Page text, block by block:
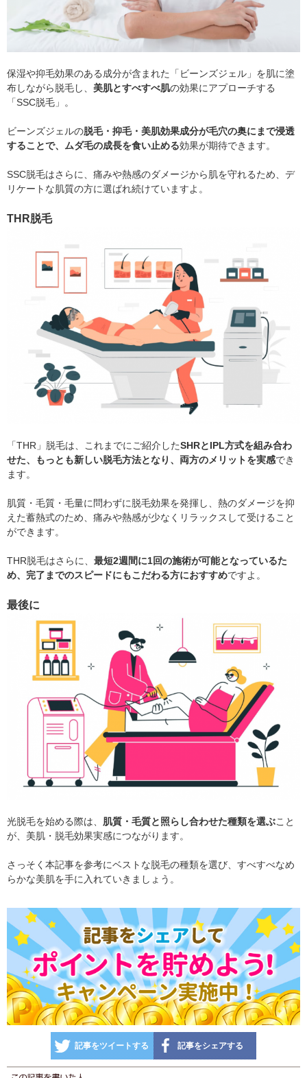
保湿や抑毛効果のある成分が含まれた「ビーンズジェル」を肌に塗
布しながら脱毛し、 美肌とすべすべ肌の効果にアプローチする
「SSC脱毛」。
ビーンズジェルの脱毛・抑毛・美肌効果成分が毛穴の奥にまで浸透
することで、ムダ毛の成長を食い止める効果が期待できます。
SSC脱毛はさらに、痛みや熱感のダメージから肌を守れるため、デ
リケートな肌質の方に選ばれ続けていますよ。
THR脱毛
「THR」脱毛は、これまでにご紹介したSHRとIPL方式を組み合わ
せた、もっとも新しい脱毛方法となり、両方のメリットを実感でき
ます。
肌質・毛質・毛量に問わずに脱毛効果を発揮し、熱のダメージを抑
えた蓄熱式のため、痛みや熱感が少なくリラックスして受けること
ができます。
THR脱毛はさらに、 最短2週間に1回の施術が可能となっているた
め、完了までのスピードにもこだわる方におすすめですよ。
最後に
光脱毛を始める際は、 肌質・毛質と照らし合わせた種類を選ぶこと
が、美肌・脱毛効果実感につながります。
さっそく本記事を参考にベストな脱毛の種類を選び、すべすべなめ
らかな美肌を手に入れていきましょう。
記事をツイートする 記事をシェアする